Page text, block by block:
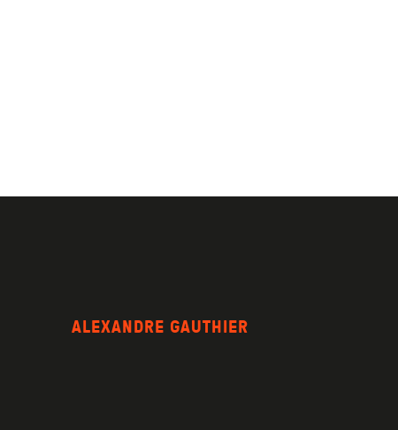
ALEXANDRE GAUTHIER